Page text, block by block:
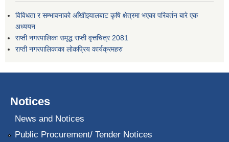
विविधता र सम्भावनाको आँखीझ्यालबाट कृषि क्षेत्रमा भएका परिवर्तन बारे एक
अध्ययन
राप्ती नगरपालिका समृद्ध राप्ती वृत्तचित्र 2081
राप्ती नगरपालिकाका लोकप्रिय कार्यक्रमहरु
Notices
News and Notices
Public Procurement/ Tender Notices